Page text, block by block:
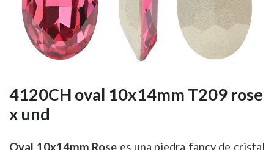
4120CH oval 10x14mm T209 rose
x und
Oval 10x14mm Rose es una piedra fancy de cristal